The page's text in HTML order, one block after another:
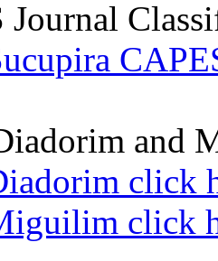
Journal
and
click
click